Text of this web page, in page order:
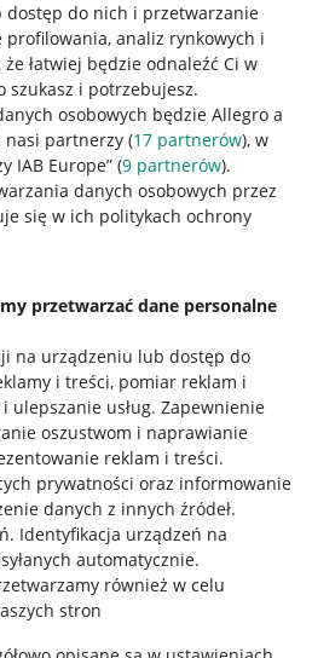
dostęp do nich i przetwarzanie
profilowania, analiz rynkowych i
łatwiej będzie odnaleźć Ci w
szukasz i potrzebujesz.
osobowych będzie Allegro a
partnerzy (17 partnerów), w
IAB Europe” (9 partnerów).
danych osobowych przez
się w ich politykach ochrony
przetwarzać dane personalne
na urządzeniu lub dostęp do
i treści, pomiar reklam i
ulepszanie usług. Zapewnienie
oszustwom i naprawianie
reklam i treści.
prywatności oraz informowanie
danych z innych źródeł.
. Identyfikacja urządzeń na
automatycznie.
również w celu
stron